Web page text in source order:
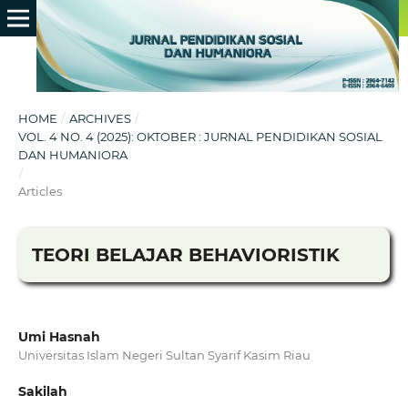
HOME / ARCHIVES /
VOL. 4 NO. 4 (2025): OKTOBER : JURNAL PENDIDIKAN SOSIAL
DAN HUMANIORA
/
Articles
TEORI BELAJAR BEHAVIORISTIK
Umi Hasnah
Universitas Islam Negeri Sultan Syarif Kasim Riau
Sakilah